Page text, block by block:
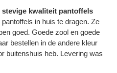
stevige kwaliteit pantoffels
in huis te dragen. Ze
goed. Goede zool en goede
bestellen in de andere kleur
buitenshuis heb. Levering was